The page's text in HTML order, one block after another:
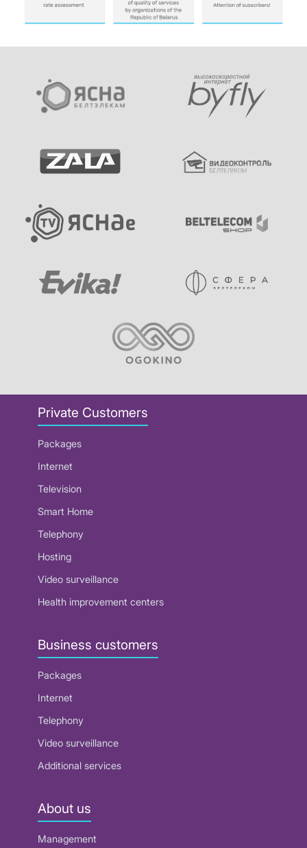
Private Customers
Packages
Internet
Television
Smart Home
Telephony
Hosting
Video surveillance
Health improvement centers
Business customers
Packages
Internet
Telephony
Video surveillance
Additional services
About us
Management